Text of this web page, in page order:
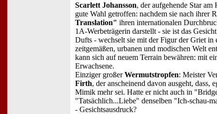
Scarlett Johansson, der aufgehende Star
gute Wahl getroffen: nachdem sie nach ihrer
Translation" ihren internationalen
1A-Werbeträgerin darstellt - sie ist das
Dufts - wechselt sie mit der Figur der Griet in
zeitgemäßen, urbanen und modischen Welt
kann sich auf neuem Terrain bewähren: mit
Erwachsene.
Einziger großerWermutstropfen: Meister
Firth, der anscheinend davon ausgeht, dass,
Mimik mehr sei. Hatte er nicht auch in
"Tatsächlich...Liebe" denselben "Ich-schau-
- Gesichtsausdruck?